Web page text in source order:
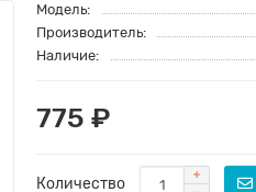
Модель:
Производитель:
Наличие:
775 ₽
Количество